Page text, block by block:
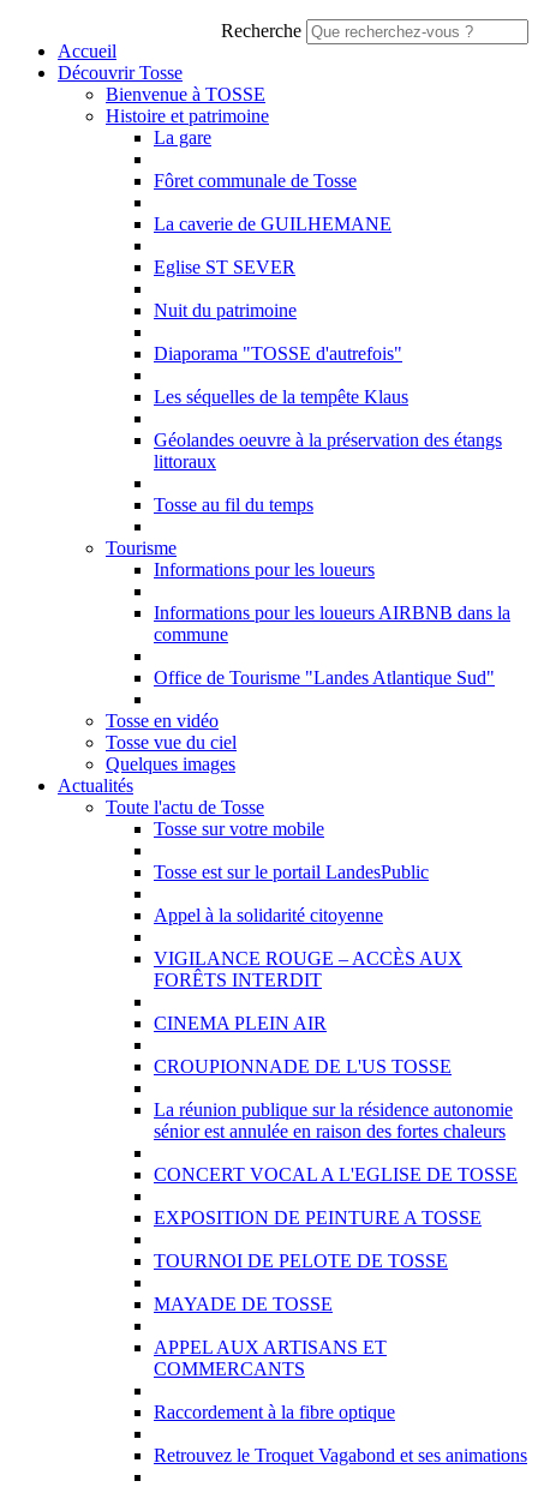
Recherche
Accueil
Découvrir Tosse
Bienvenue à TOSSE
Histoire et patrimoine
La gare
Fôret communale de Tosse
La caverie de GUILHEMANE
Eglise ST SEVER
Nuit du patrimoine
Diaporama "TOSSE d'autrefois"
Les séquelles de la tempête Klaus
Géolandes oeuvre à la préservation des étangs
littoraux
Tosse au fil du temps
Tourisme
Informations pour les loueurs
Informations pour les loueurs AIRBNB dans la
commune
Office de Tourisme "Landes Atlantique Sud"
Tosse en vidéo
Tosse vue du ciel
Quelques images
Actualités
Toute l'actu de Tosse
Tosse sur votre mobile
Tosse est sur le portail LandesPublic
Appel à la solidarité citoyenne
VIGILANCE ROUGE – ACCÈS AUX
FORÊTS INTERDIT
CINEMA PLEIN AIR
CROUPIONNADE DE L'US TOSSE
La réunion publique sur la résidence autonomie
sénior est annulée en raison des fortes chaleurs
CONCERT VOCAL A L'EGLISE DE TOSSE
EXPOSITION DE PEINTURE A TOSSE
TOURNOI DE PELOTE DE TOSSE
MAYADE DE TOSSE
APPEL AUX ARTISANS ET
COMMERCANTS
Raccordement à la fibre optique
Retrouvez le Troquet Vagabond et ses animations